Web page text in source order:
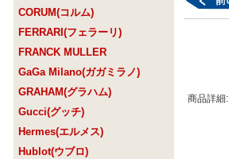
CORUM(コルム)
FERRARI(フェラーリ)
FRANCK MULLER
GaGa Milano(ガガミラノ)
GRAHAM(グラハム)
Gucci(グッチ)
Hermes(エルメス)
Hublot(ウブロ)
商品詳細: